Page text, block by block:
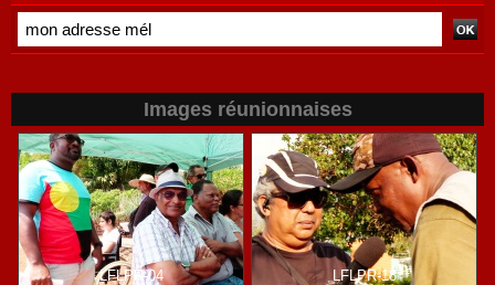
Images réunionnaises
LFLPR-04 LFLPR-18